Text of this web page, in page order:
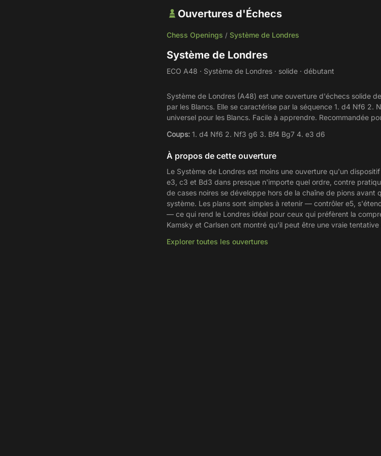
Ouvertures d'Échecs
Chess Openings / Système de Londres
Système de Londres
ECO A48 · Système de Londres · solide · débutant
Système de Londres (A48) est une ouverture d'échecs solide
par les Blancs. Elle se caractérise par la séquence 1. d4 Nf6 2.
universel pour les Blancs. Facile à apprendre. Recommandée
Coups: 1. d4 Nf6 2. Nf3 g6 3. Bf4 Bg7 4. e3 d6
À propos de cette ouverture
Le Système de Londres est moins une ouverture qu'un
e3, c3 et Bd3 dans presque n'importe quel ordre, contre
de cases noires se développe hors de la chaîne de pions
système. Les plans sont simples à retenir — contrôler e5,
— ce qui rend le Londres idéal pour ceux qui préfèrent la
Kamsky et Carlsen ont montré qu'il peut être une vraie
Explorer toutes les ouvertures